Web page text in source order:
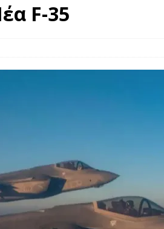
στην Περιοχή του Μετρό στην Κίσιμου
F-35